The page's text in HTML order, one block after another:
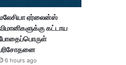
ஏர்லைன்ஸ்
கட்டாய
6 hours ago